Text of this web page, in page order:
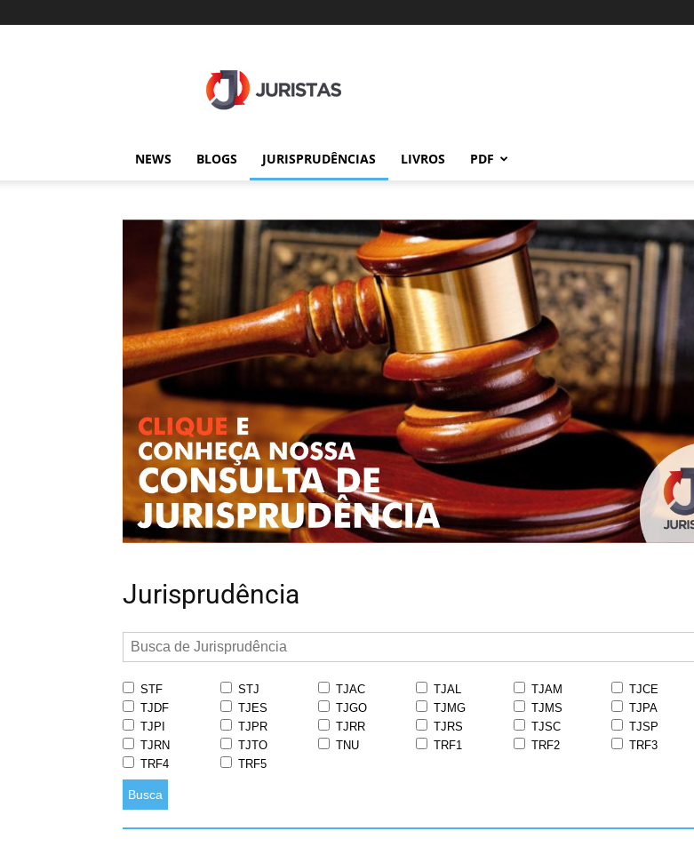
NEWS BLOGS JURISPRUDÊNCIAS LIVROS PDF
Jurisprudência
STF STJ TJAC TJAL TJAM
TJCE
TJDF
TJES TJGO TJMG TJMS
TJPA
TJPI
TJPR TJRR TJRS TJSC
TJSP
TJRN
TJTO TNU TRF1 TRF2
TRF3
TRF4
TRF5
Busca